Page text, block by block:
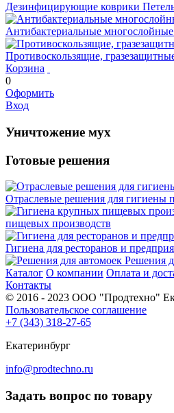
Дезинфицирующие коврики
Антибактериальные
Противоскользящие,
Корзина
0
Оформить
Вход
Уничтожение мух
Готовые решения
Отраслевые решения для
пищевых производств
Гигиена для ресторанов и
Решения
Каталог О компании Оплата и
Контакты
© 2016 - 2023 ООО "Продтехно"
Пользовательское соглашение
+7 (343) 318-27-65
Екатеринбург
info@prodtechno.ru
Задать вопрос по товару